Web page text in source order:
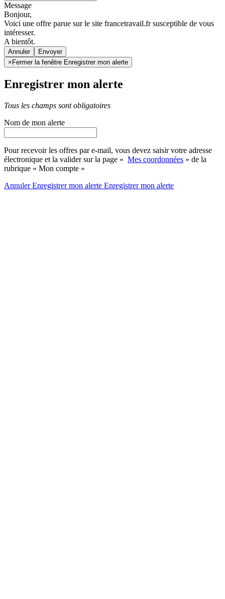
Message
Bonjour,
Voici une offre parue sur le site francetravail.fr susceptible de vous
intéresser.
A bientôt.
Annuler
× Fermer la fenêtre Enregistrer mon alerte
Enregistrer mon alerte
Tous les champs sont obligatoires
Nom de mon alerte
Pour recevoir les offres par e-mail, vous devez saisir votre adresse
électronique et la valider sur la page « Mes coordonnées » de la
rubrique « Mon compte »
AnnulerEnregistrer mon alerte Enregistrermon alerte